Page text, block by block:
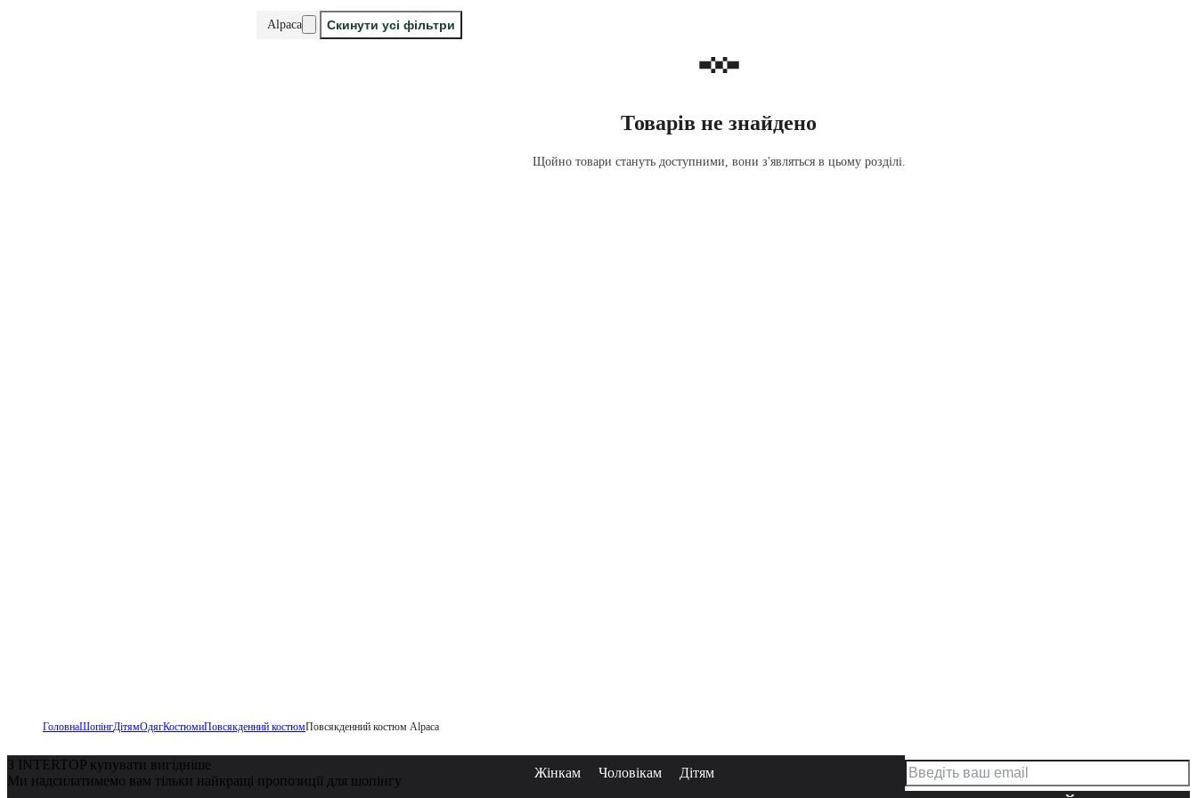
Alpaca Скинути усі фільтри
Товарів не знайдено
Щойно товари стануть доступними, вони з'являться в цьому розділі.
ГоловнаШопінгДітямОдягКостюмиПовсякденний костюмПовсякденний костюм Alpaca
З INTERTOP купувати вигідніше
Ми надсилатимемо вам тільки найкращі пропозиції для шопінгу
Жінкам Чоловікам Дітям